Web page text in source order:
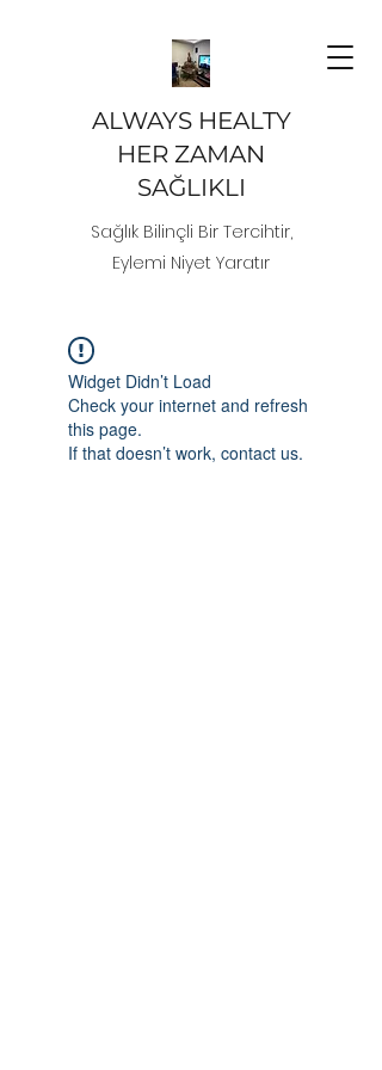
ALWAYS HEALTY
HER ZAMAN
SAĞLIKLI
Sağlık Bilinçli Bir Tercihtir,
Eylemi Niyet Yaratır
Widget Didn’t Load
Check your internet and refresh
this page.
If that doesn’t work, contact us.